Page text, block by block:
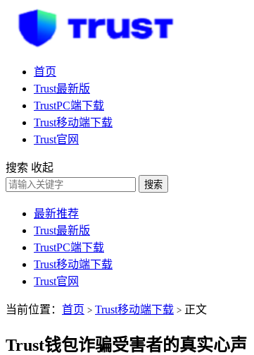
首页
Trust最新版
TrustPC端下载
Trust移动端下载
Trust官网
搜索 收起
搜索
最新推荐
Trust最新版
TrustPC端下载
Trust移动端下载
Trust官网
当前位置： 首页 > Trust移动端下载 > 正文
Trust钱包诈骗受害者的真实心声